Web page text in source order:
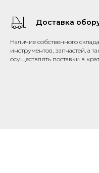
Доставка
Наличие собственного
инструментов, запчастей, а
осуществлять поставки в